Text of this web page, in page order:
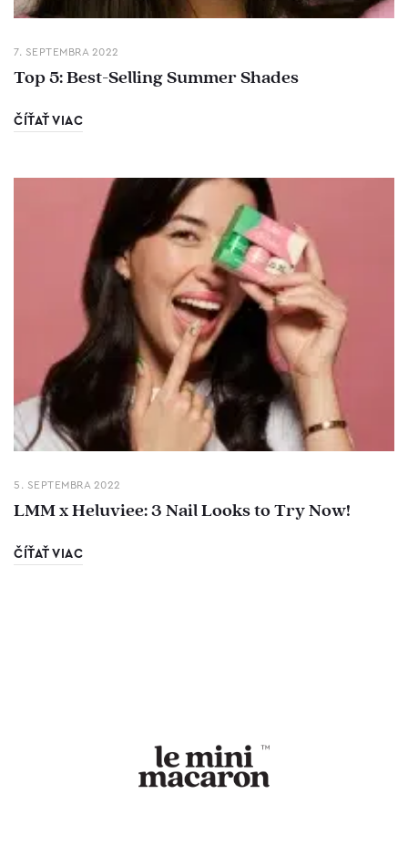
7. SEPTEMBRA 2022
Top 5: Best-Selling Summer Shades
ČÍŤAŤ VIAC
5. SEPTEMBRA 2022
LMM x Heluviee: 3 Nail Looks to Try Now!
ČÍŤAŤ VIAC